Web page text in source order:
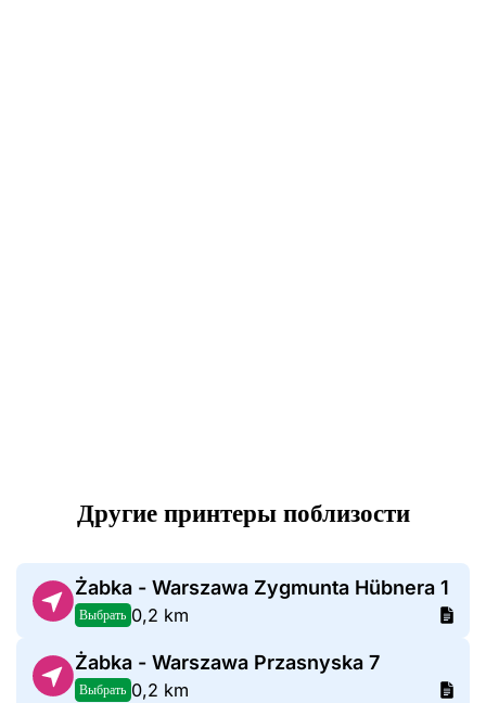
Другие принтеры поблизости
Żabka - Warszawa Zygmunta Hübnera 1
Выбрать 0,2 km
Żabka - Warszawa Przasnyska 7
Выбрать 0,2 km